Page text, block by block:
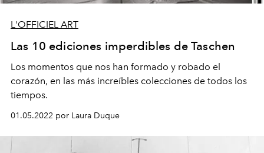
L'OFFICIEL ART
Las 10 ediciones imperdibles de Taschen
Los momentos que nos han formado y robado el
corazón, en las más increíbles colecciones de todos los
tiempos.
01.05.2022 por Laura Duque